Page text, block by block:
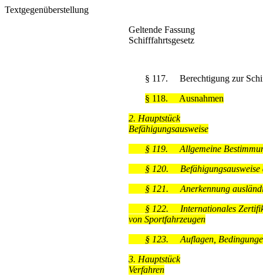
Textgegenüberstellung
Geltende Fassung
Schifffahrtsgesetz
§ 117. Berechtigung zur
§ 118. Ausnahmen
2. Hauptstück
Befähigungsausweise
§ 119.
Allgemeine
§ 120.
Befähigungsausweise
§ 121.
Anerkennung
§ 122.
Internationales
von Sportfahrzeugen
§ 123.
Auflagen,
3. Hauptstück
Verfahren